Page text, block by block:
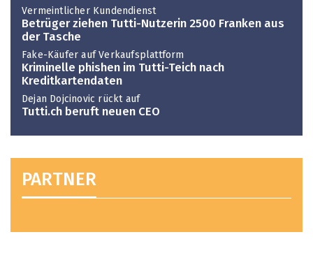
Vermeintlicher Kundendienst
Betrüger ziehen Tutti-Nutzerin 2500 Franken aus
der Tasche
Fake-Käufer auf Verkaufsplattform
Kriminelle phishen im Tutti-Teich nach
Kreditkartendaten
Dejan Dojcinovic rückt auf
Tutti.ch beruft neuen CEO
PARTNER